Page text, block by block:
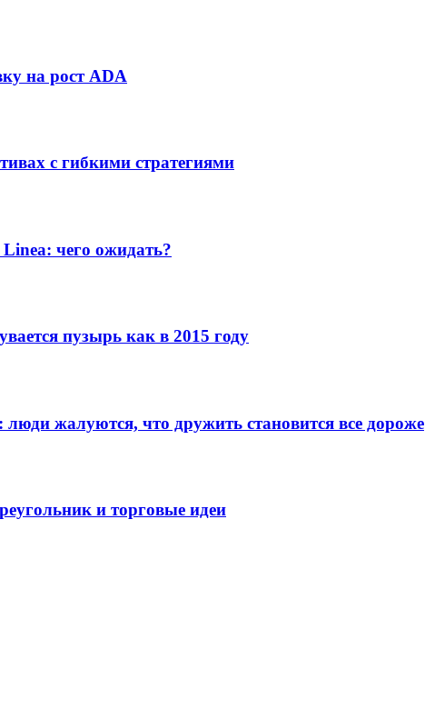
на рост ADA
с гибкими стратегиями
чего ожидать?
пузырь как в 2015 году
жалуются, что дружить становится все дороже
и торговые идеи